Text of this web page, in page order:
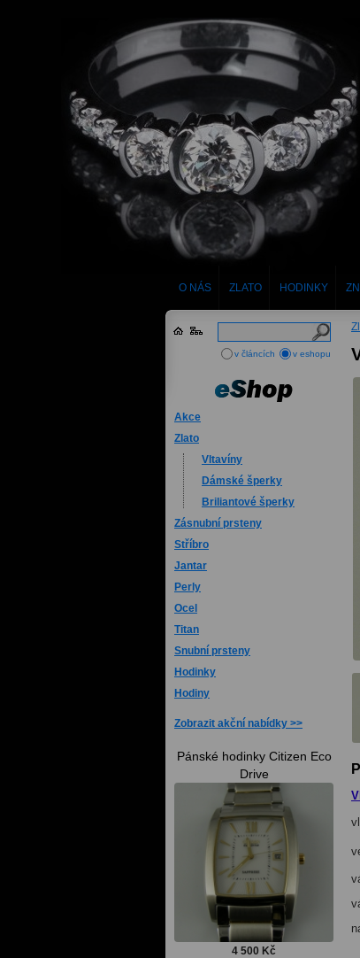
O NÁS ZLATO HODINKY
Akce
Zlato
Vltavíny
Dámské šperky
Briliantové šperky
Zásnubní prsteny
Stříbro
Jantar
Perly
Ocel
Titan
Snubní prsteny
Hodinky
Hodiny
Zobrazit akční nabídky
Pánské hodinky Citizen Eco
Drive
4 500 Kč
v článcích v eshopu